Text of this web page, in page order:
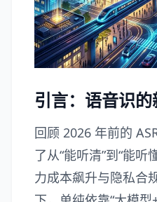
引言：语音识
回顾 2026 年前的
了从“能听清”到“能听
力成本飙升与隐私合